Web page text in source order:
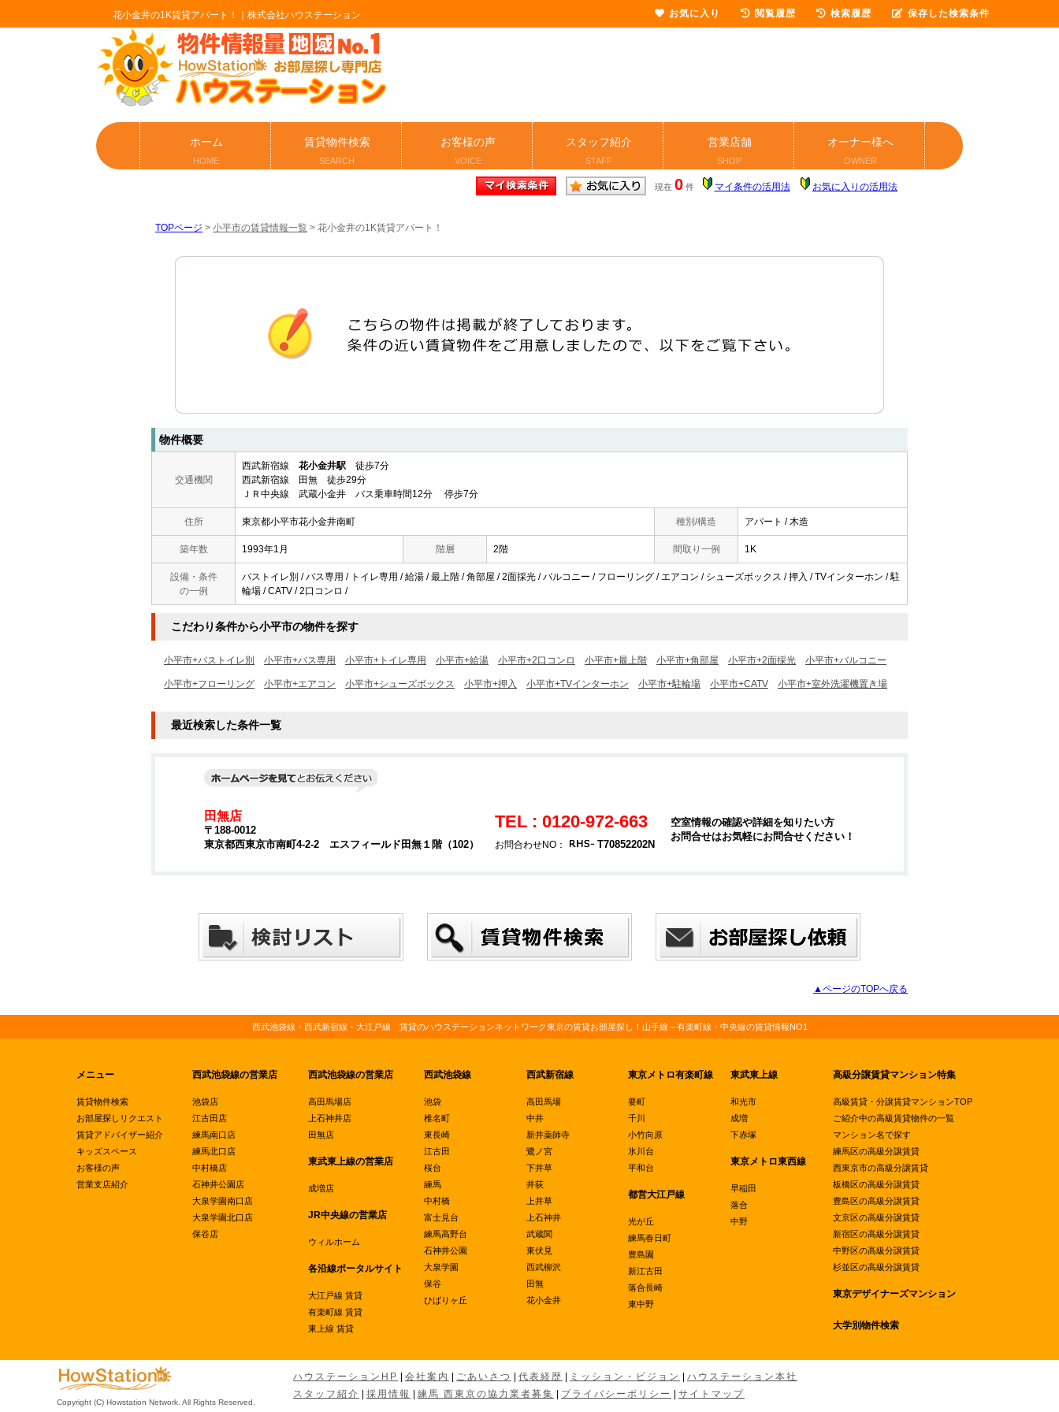
花小金井の1K賃貸アパート！｜株式会社ハウステーション
ホーム
HOME
賃貸物件検索
SEARCH
お客様の声
VOICE
スタッフ紹介
STAFF
営業店舗
SHOP
オーナー様へ
OWNER
現在 0 件 マイ条件の活用法 お気に入りの活用法
TOPページ > 小平市の賃貸情報一覧 > 花小金井の1K賃貸アパート！
物件概要
交通機関
西武新宿線 花小金井駅 徒歩7分
西武新宿線 田無 徒歩29分
ＪＲ中央線 武蔵小金井 バス乗車時間12分 停歩7分
住所 東京都小平市花小金井南町 種別/構造 アパート / 木造
築年数 1993年1月 階層 2階 間取り一例 1K
設備・条件
の一例
バストイレ別 / バス専用 / トイレ専用 / 給湯 / 最上階 / 角部屋 / 2面採光 / バルコニー / フローリング / エアコン / シューズボックス / 押入 / TVインターホン / 駐
輪場 / CATV / 2口コンロ /
こだわり条件から小平市の物件を探す
小平市+バストイレ別 小平市+バス専用 小平市+トイレ専用 小平市+給湯 小平市+2口コンロ 小平市+最上階 小平市+角部屋 小平市+2面採光 小平市+バルコニー
小平市+フローリング 小平市+エアコン 小平市+シューズボックス 小平市+押入 小平市+TVインターホン 小平市+駐輪場 小平市+CATV 小平市+室外洗濯機置き場
最近検索した条件一覧
田無店
〒188-0012
東京都西東京市南町4-2-2 エスフィールド田無１階（102）
TEL : 0120-972-663
お問合わせNO： T70852202N
空室情報の確認や詳細を知りたい方
お問合せはお気軽にお問合せください！
▲ページのTOPへ戻る
西武池袋線・西武新宿線・大江戸線 賃貸のハウステーションネットワーク東京の賃貸お部屋探し！山手線～有楽町線・中央線の賃貸情報NO1
メニュー
賃貸物件検索
お部屋探しリクエスト
賃貸アドバイザー紹介
キッズスペース
お客様の声
営業支店紹介
西武池袋線の営業店
池袋店
江古田店
練馬南口店
練馬北口店
中村橋店
石神井公園店
大泉学園南口店
大泉学園北口店
保谷店
西武池袋線の営業店
高田馬場店
上石神井店
田無店
東武東上線の営業店
成増店
JR中央線の営業店
ウィルホーム
各沿線ポータルサイト
大江戸線 賃貸
有楽町線 賃貸
東上線 賃貸
西武池袋線
池袋
椎名町
東長崎
江古田
桜台
練馬
中村橋
富士見台
練馬高野台
石神井公園
大泉学園
保谷
ひばりヶ丘
西武新宿線
高田馬場
中井
新井薬師寺
鷺ノ宮
下井草
井荻
上井草
上石神井
武蔵関
東伏見
西武柳沢
田無
花小金井
東京メトロ有楽町線
要町
千川
小竹向原
氷川台
平和台
都営大江戸線
光が丘
練馬春日町
豊島園
新江古田
落合長崎
東中野
東武東上線
和光市
成増
下赤塚
東京メトロ東西線
早稲田
落合
中野
高級分譲賃貸マンション特集
高級賃貸・分譲賃貸マンションTOP
ご紹介中の高級賃貸物件の一覧
マンション名で探す
練馬区の高級分譲賃貸
西東京市の高級分譲賃貸
板橋区の高級分譲賃貸
豊島区の高級分譲賃貸
文京区の高級分譲賃貸
新宿区の高級分譲賃貸
中野区の高級分譲賃貸
杉並区の高級分譲賃貸
東京デザイナーズマンション
大学別物件検索
Copyright (C) Howstation Network. All Rights Reserved.
ハウステーションHP 会社案内 ごあいさつ 代表経歴 ミッション・ビジョン
ハウステーション本社
スタッフ紹介
採用情報 練馬 西東京の協力業者募集 プライバシーポリシー サイトマップ
お気に入り 閲覧履歴 検索履歴 保存した検索条件